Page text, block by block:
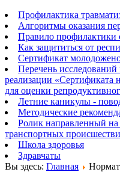
Профилактика
Алгоритмы оказания
Правило профилактики
Как защититься от
Сертификат
Перечень
реализации «Сертификата
для оценки
Летние каникулы -
Методические
Ролик направленный
транспортных
Школа здоровья
Здравчаты
Вы здесь: Главная